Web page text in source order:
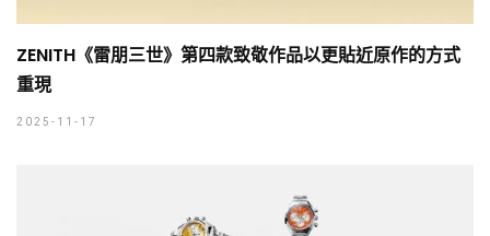
ZENITH《雷朋三世》第四款致敬作品以更貼近原作的方式
重現
2025-11-17